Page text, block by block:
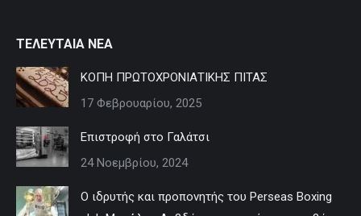
ΤΕΛΕΥΤΑΙΑ ΝΕΑ
ΚΟΠΗ ΠΡΩΤΟΧΡΟΝΙΑΤΙΚΗΣ ΠΙΤΑΣ
17 Φεβρουαρίου, 2025
Επιστροφή στο Γαλάτσι
24 Νοεμβρίου, 2024
Ο ιδρυτής και προπονητής του Perseas Boxing